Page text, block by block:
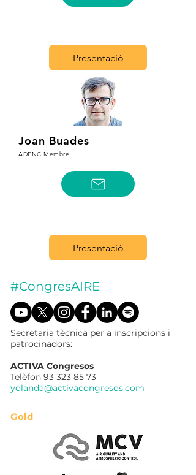
Presentació
Joan Buades
ADENC Membre
Presentació
#CongresAIRE
Secretaria tècnica per a inscripcions i
patrocinadors:
ACTIVA Congresos
Telèfon 93 323 85 73
yolanda@activacongresos.com
Gold